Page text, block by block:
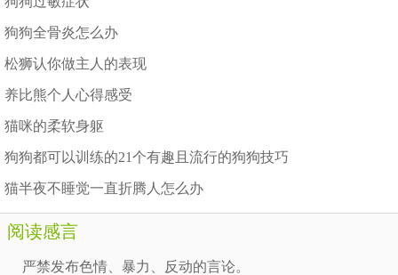
狗狗全骨炎怎么办
松狮认你做主人的表现
养比熊个人心得感受
猫咪的柔软身躯
狗狗都可以训练的21个有趣且流行的狗狗技巧
猫半夜不睡觉一直折腾人怎么办
阅读感言
严禁发布色情、暴力、反动的言论。